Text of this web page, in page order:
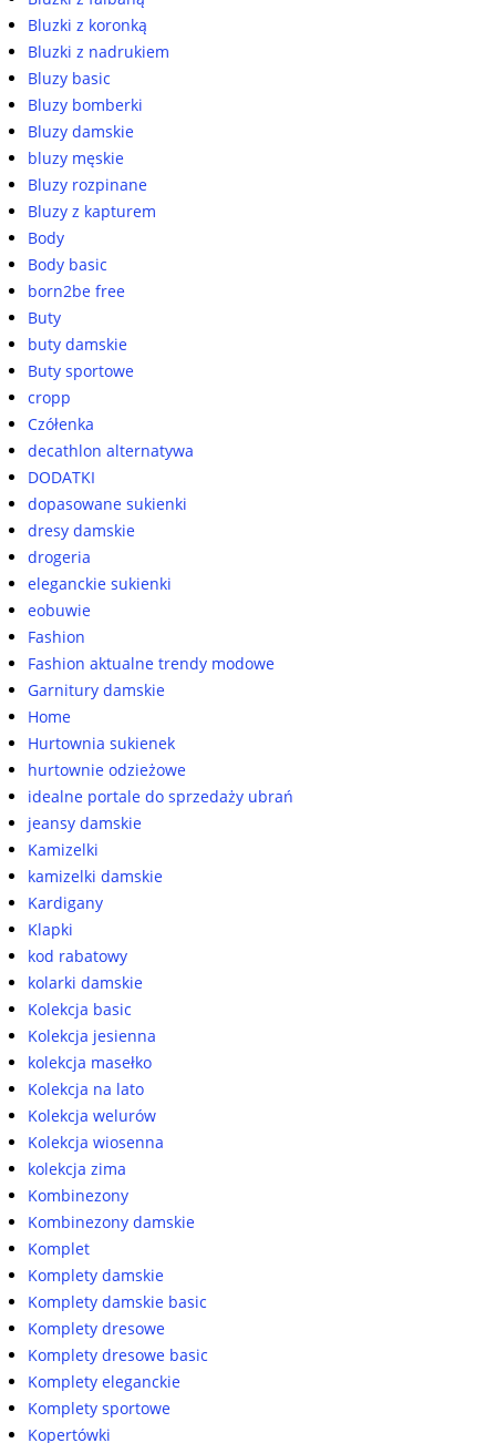
Bluzki z koronką
Bluzki z nadrukiem
Bluzy basic
Bluzy bomberki
Bluzy damskie
bluzy męskie
Bluzy rozpinane
Bluzy z kapturem
Body
Body basic
born2be free
Buty
buty damskie
Buty sportowe
cropp
Czółenka
decathlon alternatywa
DODATKI
dopasowane sukienki
dresy damskie
drogeria
eleganckie sukienki
eobuwie
Fashion
Fashion aktualne trendy modowe
Garnitury damskie
Home
Hurtownia sukienek
hurtownie odzieżowe
idealne portale do sprzedaży ubrań
jeansy damskie
Kamizelki
kamizelki damskie
Kardigany
Klapki
kod rabatowy
kolarki damskie
Kolekcja basic
Kolekcja jesienna
kolekcja masełko
Kolekcja na lato
Kolekcja welurów
Kolekcja wiosenna
kolekcja zima
Kombinezony
Kombinezony damskie
Komplet
Komplety damskie
Komplety damskie basic
Komplety dresowe
Komplety dresowe basic
Komplety eleganckie
Komplety sportowe
Kopertówki